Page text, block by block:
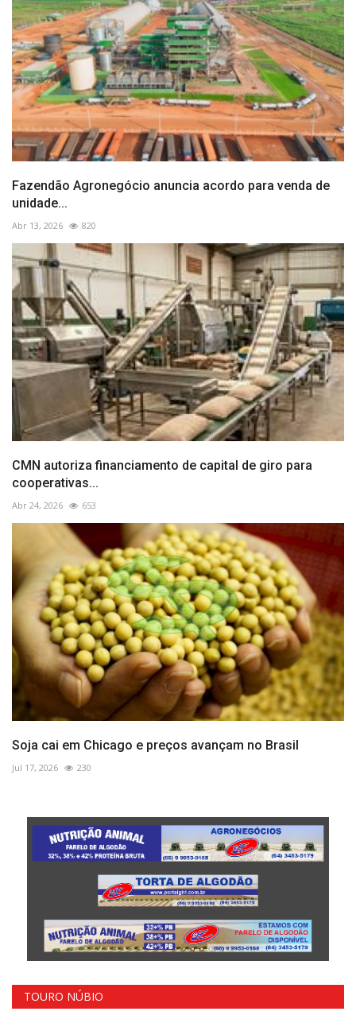
Fazendão Agronegócio anuncia acordo para venda de
unidade...
Abr 13, 2026 820
CMN autoriza financiamento de capital de giro para
cooperativas...
Abr 24, 2026 653
Soja cai em Chicago e preços avançam no Brasil
Jul 17, 2026 230
TOURO NÚBIO